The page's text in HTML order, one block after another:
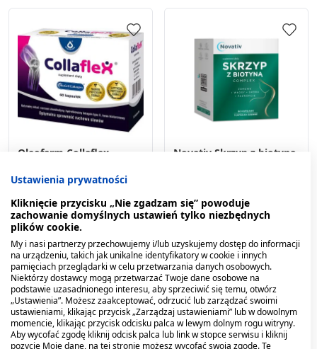
Oleofarm Collaflex,
46,49 zł
Novativ Skrzyp z biotyną
17,99 zł
Ustawienia prywatności
Kliknięcie przycisku „Nie zgadzam się” powoduje
zachowanie domyślnych ustawień tylko niezbędnych
plików cookie.
My i nasi partnerzy przechowujemy i/lub uzyskujemy dostęp do informacji
na urządzeniu, takich jak unikalne identyfikatory w cookie i innych
pamięciach przeglądarki w celu przetwarzania danych osobowych.
Niektórzy dostawcy mogą przetwarzać Twoje dane osobowe na
podstawie uzasadnionego interesu, aby sprzeciwić się temu, otwórz
„Ustawienia”. Możesz zaakceptować, odrzucić lub zarządzać swoimi
ustawieniami, klikając przycisk „Zarządzaj ustawieniami” lub w dowolnym
momencie, klikając przycisk odcisku palca w lewym dolnym rogu witryny.
Aby wycofać zgodę kliknij odcisk palca lub link w stopce serwisu i kliknij
pozycję Moje dane, na tej stronie możesz wycofać swoją zgodę. Te